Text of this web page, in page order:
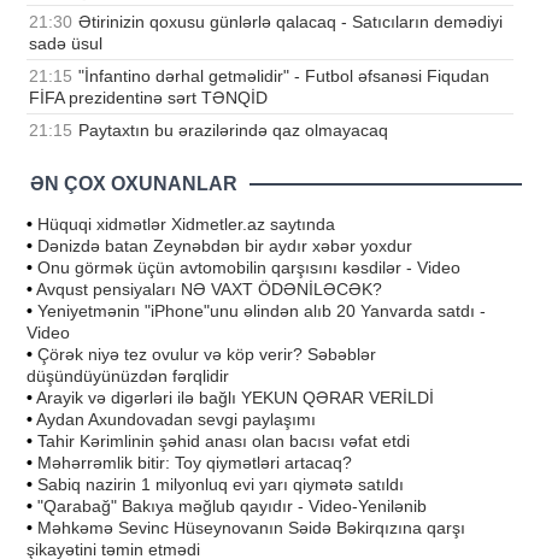
21:30 Ətirinizin qoxusu günlərlə qalacaq - Satıcıların demədiyi
sadə üsul
21:15 "İnfantino dərhal getməlidir" - Futbol əfsanəsi Fiqudan
FİFA prezidentinə sərt TƏNQİD
21:15 Paytaxtın bu ərazilərində qaz olmayacaq
ƏN ÇOX OXUNANLAR
• Hüquqi xidmətlər Xidmetler.az saytında
• Dənizdə batan Zeynəbdən bir aydır xəbər yoxdur
• Onu görmək üçün avtomobilin qarşısını kəsdilər - Video
•Avqust pensiyaları NƏ VAXT ÖDƏNİLƏCƏK?
• Yeniyetmənin "iPhone"unu əlindən alıb 20 Yanvarda satdı -
Video
• Çörək niyə tez ovulur və köp verir? Səbəblər
düşündüyünüzdən fərqlidir
•Arayik və digərləri ilə bağlı YEKUN QƏRAR VERİLDİ
•Aydan Axundovadan sevgi paylaşımı
• Tahir Kərimlinin şəhid anası olan bacısı vəfat etdi
• Məhərrəmlik bitir: Toy qiymətləri artacaq?
• Sabiq nazirin 1 milyonluq evi yarı qiymətə satıldı
• "Qarabağ" Bakıya məğlub qayıdır - Video-Yenilənib
• Məhkəmə Sevinc Hüseynovanın Səidə Bəkirqızına qarşı
şikayətini təmin etmədi